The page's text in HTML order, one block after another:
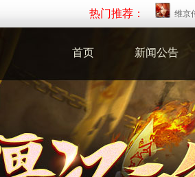
热门推荐： 维京
首页 新闻公告